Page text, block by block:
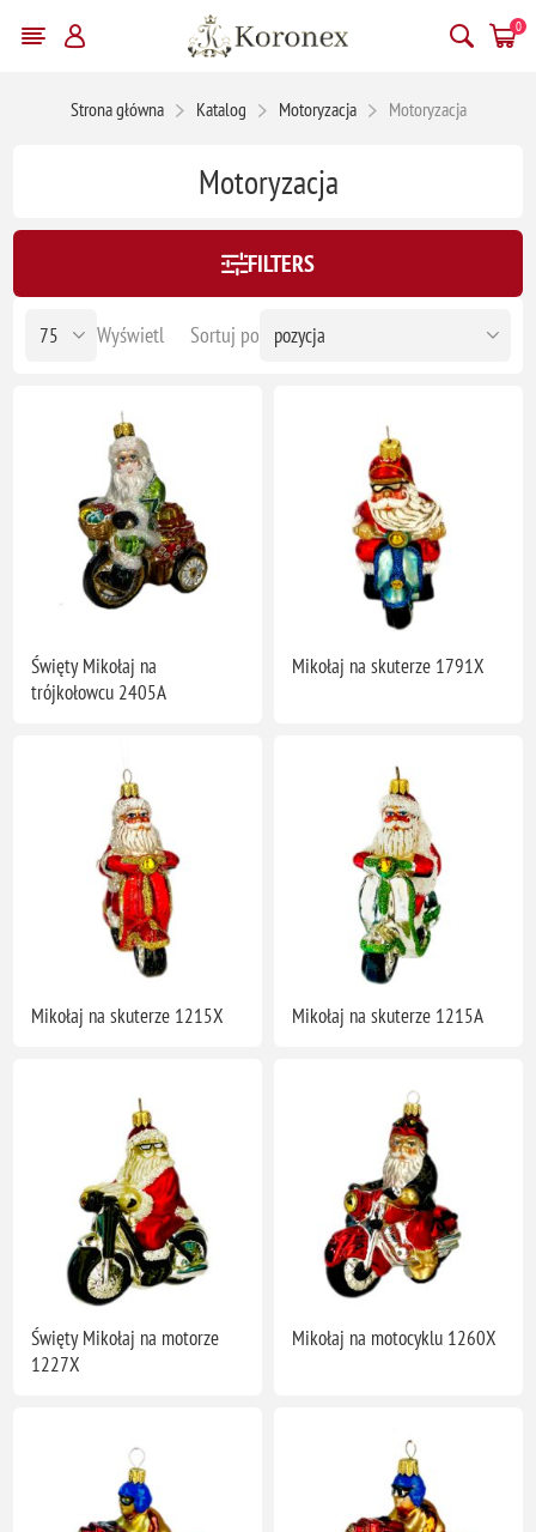
0
Strona główna Katalog Motoryzacja Motoryzacja
Motoryzacja
FILTERS
Sortuj po
Wyświetl
Święty Mikołaj na
trójkołowcu 2405A
Mikołaj na skuterze 1791X
Mikołaj na skuterze 1215X Mikołaj na skuterze 1215A
Święty Mikołaj na motorze
1227X
Mikołaj na motocyklu 1260X